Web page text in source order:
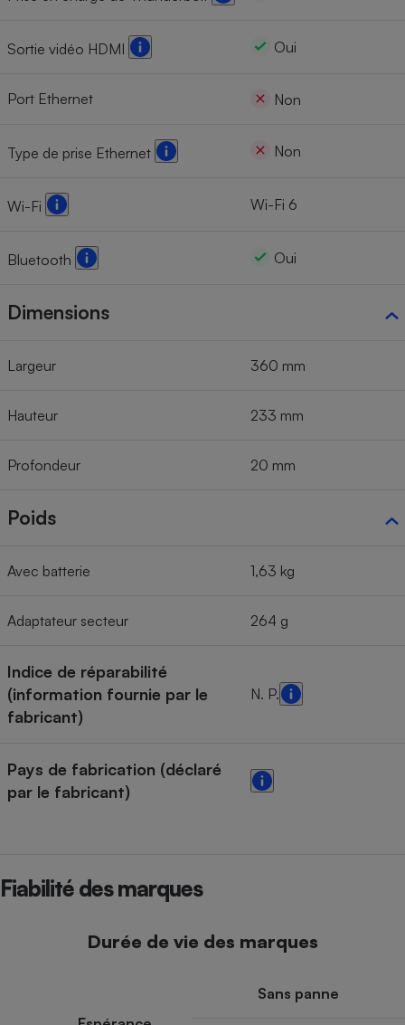
Sortie vidéo HDMI Oui
Port Ethernet Non
Type de prise Ethernet Non
Wi-Fi Wi-Fi 6
Bluetooth Oui
Dimensions
Largeur 360 mm
Hauteur 233 mm
Profondeur 20 mm
Poids
Avec batterie 1,63 kg
Adaptateur secteur 264 g
Indice de réparabilité
(information fournie par le
fabricant)
N. P.
Pays de fabrication (déclaré
par le fabricant)
Fiabilité des marques
Durée de vie des marques
Sans panne